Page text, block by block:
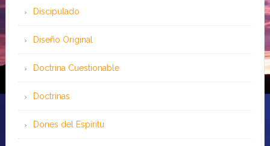
Discipulado
Diseño Original
Doctrina Cuestionable
Doctrinas
Dones del Espíritu